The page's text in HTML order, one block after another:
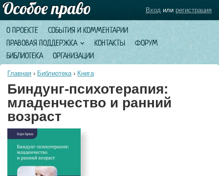
О ПРОЕКТЕ
СОБЫТИЯ И КОММЕНТАРИИ
ПРАВОВАЯ ПОДДЕРЖКА
КОНТАКТЫ
ФОРУМ
БИБЛИОТЕКА
ОРГАНИЗАЦИИ
Вход или регистрация
Главная › Библиотека› Книга
Биндунг-психотерапия:
младенчество и ранний
возраст